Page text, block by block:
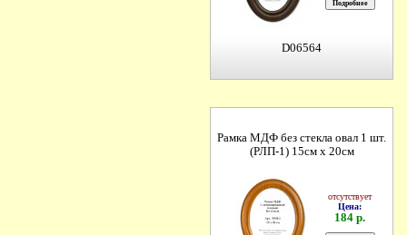
D06564
Рамка МДФ без стекла овал 1 шт.
(РЛП-1) 15см х 20см
отсутствует
Цена:
184 р.